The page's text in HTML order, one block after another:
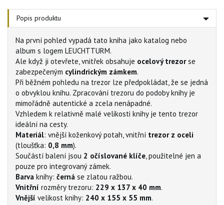
Popis produktu
Na první pohled vypadá tato kniha jako katalog nebo
album s logem LEUCHTTURM.
Ale když ji otevřete, vnitřek obsahuje ocelový trezorse
zabezpečeným cylindrickým zámkem.
Při běžném pohledu na trezor lze předpokládat, že se jedná
o obvyklou knihu. Zpracování trezoru do podoby knihy je
mimořádně autentické a zcela nenápadné.
Vzhledem k relativně malé velikosti knihy je tento trezor
ideální na cesty.
Materiál: vnější koženkový potah, vnitřní trezor z oceli
(tloušťka: 0,8 mm).
Součástí balení jsou 2 očíslované klíče , použitelné jen a
pouze pro integrovaný zámek.
Barva knihy: černá se zlatou ražbou.
Vnitřní rozměry trezoru: 229 x 137 x 40 mm.
Vnější velikost knihy: 240 x 155 x 55 mm.